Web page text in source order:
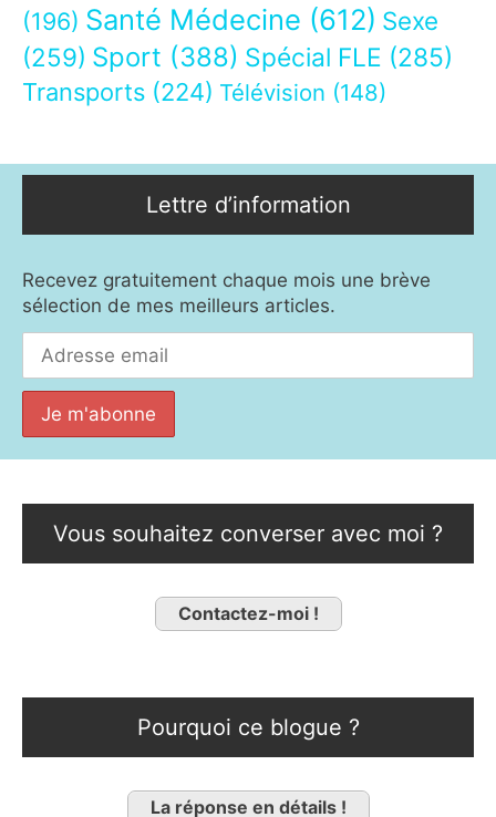
(196) Santé Médecine (612) Sexe
(259) Sport (388) Spécial FLE (285)
Transports (224) Télévision (148)
Lettre d’information
Recevez gratuitement chaque mois une brève
sélection de mes meilleurs articles.
Vous souhaitez converser avec moi ?
Contactez-moi !
Pourquoi ce blogue ?
La réponse en détails !